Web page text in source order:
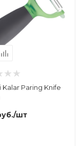
Kalar Paring Knife
/шт